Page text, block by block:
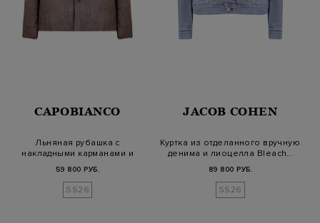
CAPOBIANCO
Льняная рубашка с
накладными карманами и
59 800 РУБ.
SS26
JACOB COHEN
Куртка из отделанного вручную
денима и лиоцелла Bleach…
89 800 РУБ.
SS26